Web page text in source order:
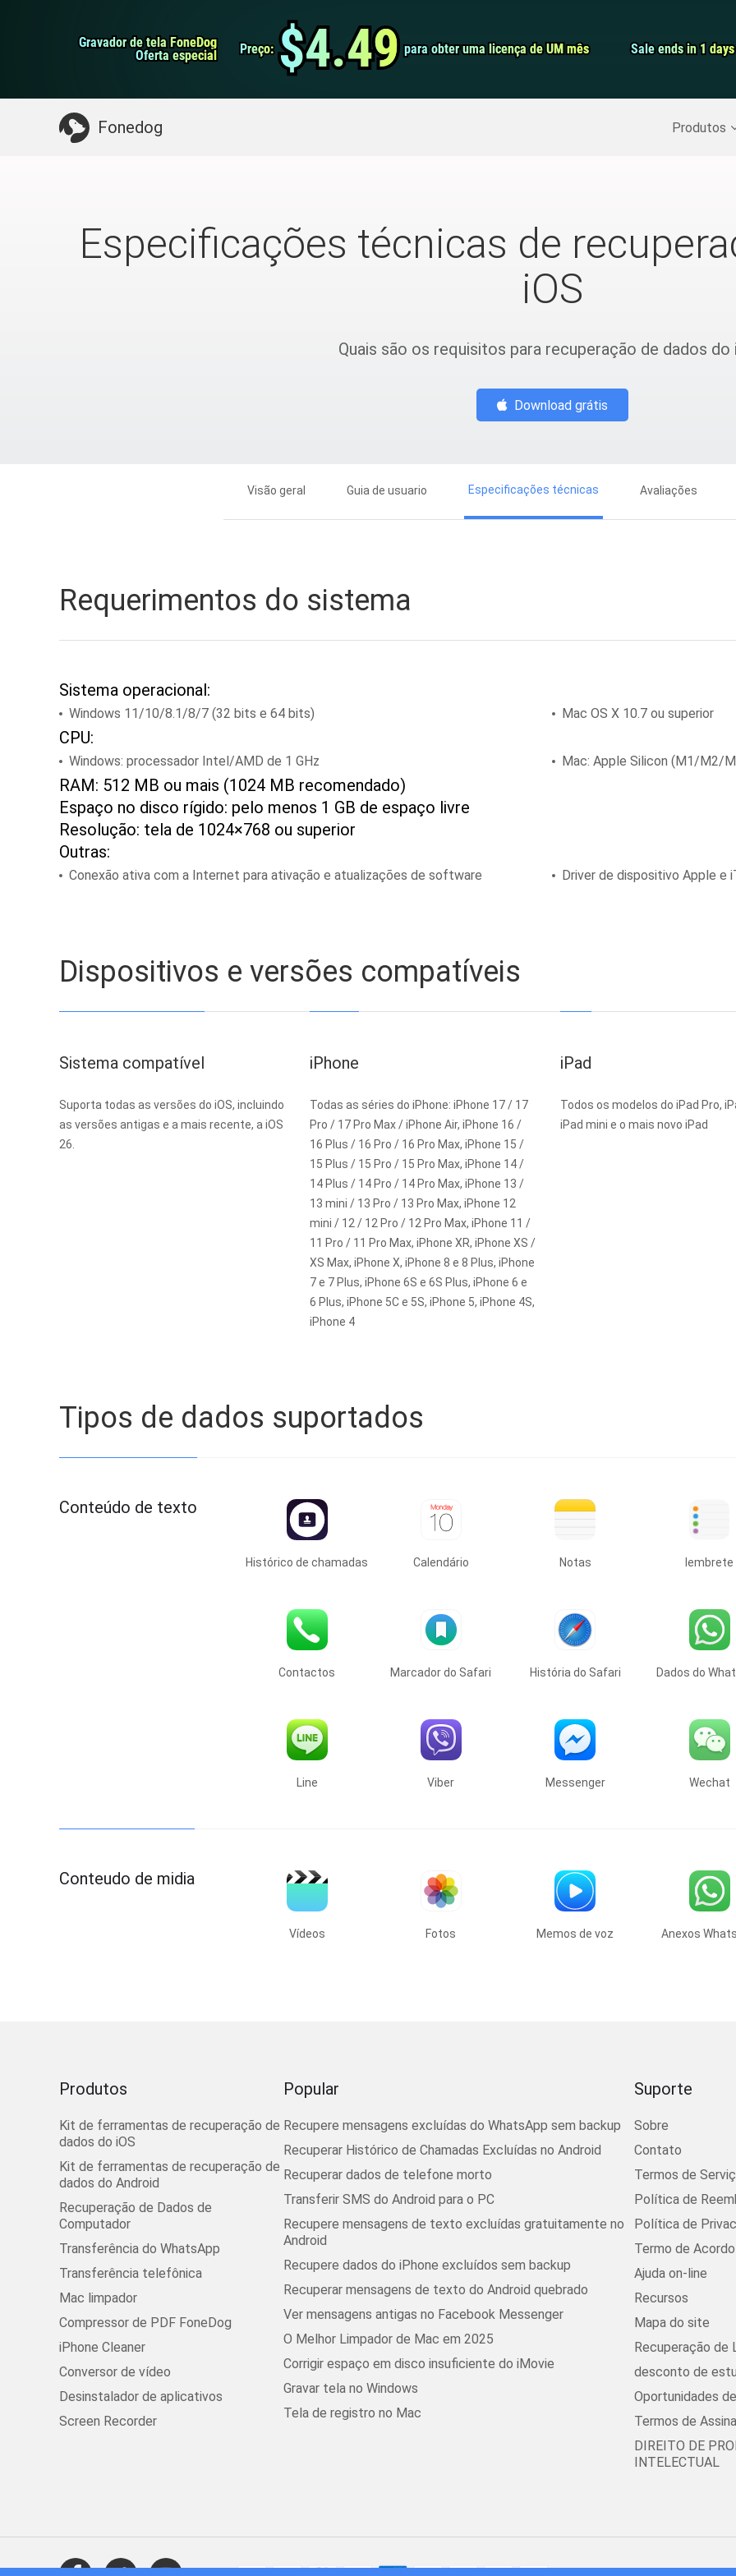
Gravador de tela FoneDog
Gravador de tela FoneDog
Oferta especial
Oferta especial Preço:
Preço: $4.49
$4.49 para obter uma licença de UM mês
para obter uma licença de UM mês Sale ends in 1 days
Sale ends in 1 days
Fonedog Produtos
iPhone Cleaner Screen
Algo que você pode precisar: Backup do iPhone>>
Especificações técnicas de
iOS
Quais são os requisitos para recuperação de dados do
Download grátis
Visão geral Guia de usuario Especificações técnicas Avaliações
Requerimentos do sistema
Sistema operacional:
Windows 11/10/8.1/8/7 (32 bits e 64 bits) Mac OS X 10.7 ou superior
CPU:
Windows: processador Intel/AMD de 1 GHz Mac: Apple Silicon (M1/M2/
RAM: 512 MB ou mais (1024 MB recomendado)
Espaço no disco rígido: pelo menos 1 GB de espaço livre
Resolução: tela de 1024×768 ou superior
Outras:
Conexão ativa com a Internet para ativação e atualizações de software Driver de dispositivo Apple e
Dispositivos e versões compatíveis
Sistema compatível
Suporta todas as versões do iOS, incluindo
as versões antigas e a mais recente, a iOS
26.
iPhone
Todas as séries do iPhone: iPhone 17 / 17
Pro / 17 Pro Max / iPhone Air, iPhone 16 /
16 Plus / 16 Pro / 16 Pro Max, iPhone 15 /
15 Plus / 15 Pro / 15 Pro Max, iPhone 14 /
14 Plus / 14 Pro / 14 Pro Max, iPhone 13 /
13 mini / 13 Pro / 13 Pro Max, iPhone 12
mini / 12 / 12 Pro / 12 Pro Max, iPhone 11 /
11 Pro / 11 Pro Max, iPhone XR, iPhone XS /
XS Max, iPhone X, iPhone 8 e 8 Plus, iPhone
7 e 7 Plus, iPhone 6S e 6S Plus, iPhone 6 e
6 Plus, iPhone 5C e 5S, iPhone 5, iPhone 4S,
iPhone 4
iPad
Todos os modelos do iPad Pro,
iPad mini e o mais novo iPad
Tipos de dados suportados
Conteúdo de texto
Histórico de chamadas Calendário Notas lembrete
Contactos Marcador do Safari História do Safari Dados do
Line Viber Messenger Wechat
Conteudo de midia
Vídeos Fotos Memos de voz Anexos
Produtos
Kit de ferramentas de recuperação de
dados do iOS
Kit de ferramentas de recuperação de
dados do Android
Recuperação de Dados de
Computador
Transferência do WhatsApp
Transferência telefônica
Mac limpador
Compressor de PDF FoneDog
iPhone Cleaner
Conversor de vídeo
Desinstalador de aplicativos
Screen Recorder
Popular
Recupere mensagens excluídas do WhatsApp sem backup
Recuperar Histórico de Chamadas Excluídas no Android
Recuperar dados de telefone morto
Transferir SMS do Android para o PC
Recupere mensagens de texto excluídas gratuitamente no
Android
Recupere dados do iPhone excluídos sem backup
Recuperar mensagens de texto do Android quebrado
Ver mensagens antigas no Facebook Messenger
O Melhor Limpador de Mac em 2025
Corrigir espaço em disco insuficiente do iMovie
Gravar tela no Windows
Tela de registro no Mac
Suporte
Sobre
Contato
Termos de
Política de
Política de
Termo de
Ajuda on-line
Recursos
Mapa do site
Recuperação de
desconto de
Oportunidades
Termos de
DIREITO DE
INTELECTUAL